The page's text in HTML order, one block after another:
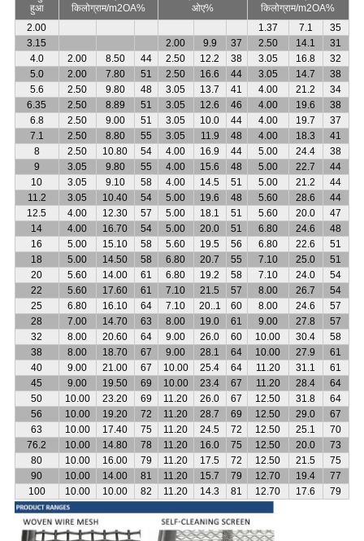
हुआ
किलोग्राम/m2OA%
ओए%
किलोग्राम/m2OA%
2.00
1.37 7.1
35
3.15
2.00 9.9 37 2.50 14.1
31
4.0
2.00 8.50 44 2.50 12.2 38 3.05 16.8
32
5.0
2.00 7.80 51 2.50 16.6 44 3.05 14.7
38
5.6
2.50 9.80 48 3.05 13.7 41 4.00 21.2
34
6.35
2.50 8.89 51 3.05 12.6 46 4.00 19.6
38
6.8
2.50 9.00 51 3.05 10.0 44 4.00 19.7
37
7.1
2.50 8.80 55 3.05 11.9 48 4.00 18.3
41
8
2.50 10.80 54 4.00 16.9 44 5.00 24.4
38
9
3.05 9.80 55 4.00 15.6 48 5.00 22.7
44
10
3.05 9.10 58 4.00 14.5 51 5.00 21.2
44
11.2
3.05 10.40 54 5.00 19.6 48 5.60 28.6
44
12.5
4.00 12.30 57 5.00 18.1 51 5.60 20.0
47
14
4.00 16.70 54 5.00 20.0 51 6.80 24.6
48
16
5.00 15.10 58 5.60 19.5 56 6.80 22.6
51
18
5.00 14.50 58 6.80 20.7 55 7.10 25.0
51
20
5.60 14.00 61 6.80 19.2 58 7.10 24.0
54
22
5.60 17.60 61 7.10 21.5 57 8.00 26.7
54
25
6.80 16.10 64 7.10 20..1 60 8.00 24.6
57
28
7.00 14.70 63 8.00 19.0 61 9.00 27.8
57
32
8.00 20.60 64 9.00 26.0 60 10.00 30.4
58
38
8.00 18.70 67 9.00 28.1 64 10.00 27.9
61
40
9.00 21.00 67 10.00 25.4 64 11.20 31.1
61
45
9.00 19.50 69 10.00 23.4 67 11.20 28.4
64
50
10.00 23.20 69 11.20 26.0 67 12.50 31.8
64
56
10.00 19.20 72 11.20 28.7 69 12.50 29.0
67
63
10.00 17.40 75 11.20 24.5 72 12.50 25.1
70
76.2
10.00 14.80 78 11.20 16.0 75 12.50 20.0
73
80
10.00 16.00 79 11.20 17.5 72 12.50 21.5
75
90
10.00 14.00 81 11.20 15.7 79 12.70 19.4
77
100
10.00 10.00 82 11.20 14.3 81 12.70 17.6 79